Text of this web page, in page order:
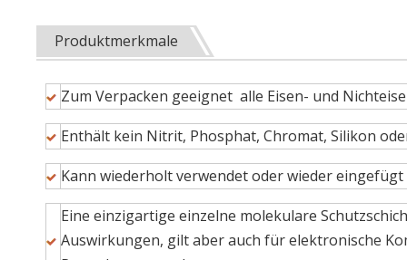
Produktmerkmale
Zum Verpacken geeignet alle Eisen- und
Enthält kein Nitrit, Phosphat, Chromat, Silikon
Kann wiederholt verwendet oder wieder
Eine einzigartige einzelne molekulare
Auswirkungen, gilt aber auch für elektronische